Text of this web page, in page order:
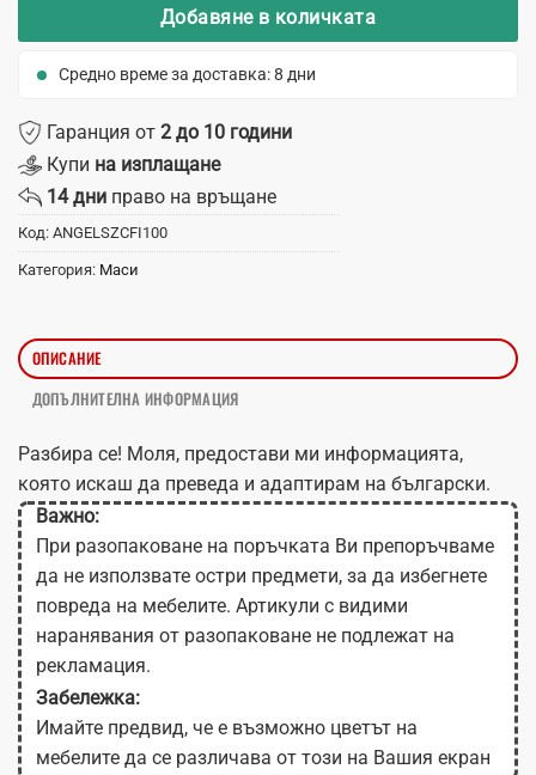
Добавяне в количката
Средно време за доставка: 8 дни
Гаранция от 2 до 10 години
Купи на изплащане
14 дни право на връщане
Код: ANGELSZCFI100
Категория: Маси
ОПИСАНИЕ
ДОПЪЛНИТЕЛНА ИНФОРМАЦИЯ
Разбира се! Моля, предостави ми информацията,
която искаш да преведа и адаптирам на български.
Важно:
При разопаковане на поръчката Ви препоръчваме
да не използвате остри предмети, за да избегнете
повреда на мебелите. Артикули с видими
наранявания от разопаковане не подлежат на
рекламация.
Забележка:
Имайте предвид, че е възможно цветът на
мебелите да се различава от този на Вашия екран